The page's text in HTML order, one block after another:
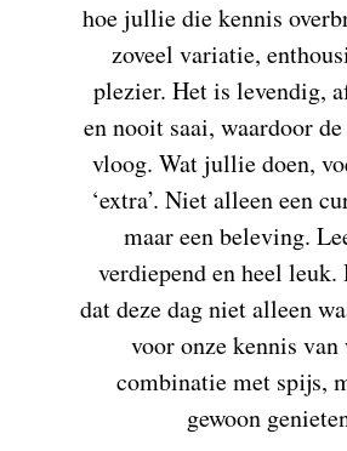
hoe jullie die kennis
zoveel variatie,
plezier. Het is levendig,
en nooit saai, waardoor
vloog. Wat jullie doen,
‘extra’. Niet alleen een
maar een beleving.
verdiepend en heel leuk.
dat deze dag niet alleen
voor onze kennis
combinatie met spijs,
gewoon